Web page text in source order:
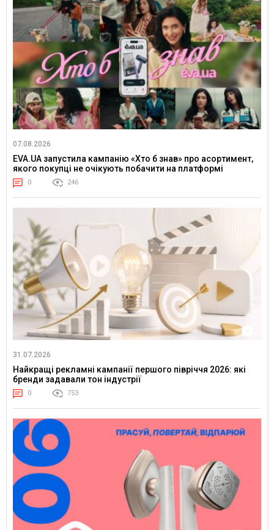
07.08.2026
EVA.UA запустила кампанію «Хто б знав» про асортимент,
якого покупці не очікують побачити на платформі
0 246
31.07.2026
Найкращі рекламні кампанії першого півріччя 2026: які
бренди задавали тон індустрії
0 753